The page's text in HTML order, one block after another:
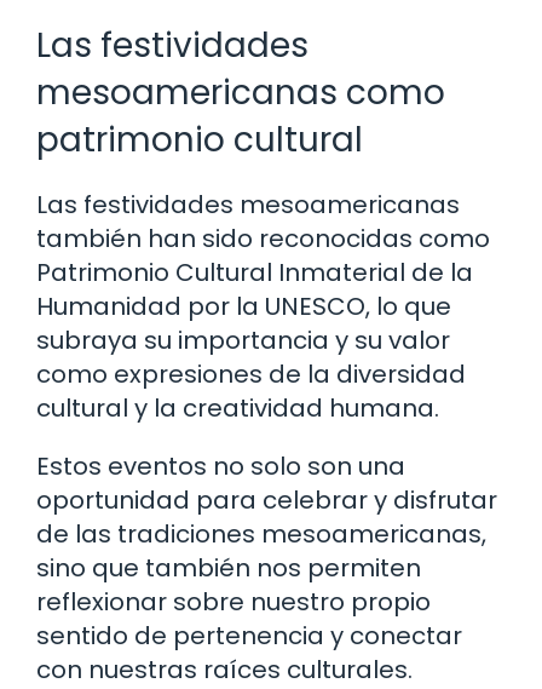
Las festividades
mesoamericanas como
patrimonio cultural
Las festividades mesoamericanas
también han sido reconocidas como
Patrimonio Cultural Inmaterial de la
Humanidad por la UNESCO, lo que
subraya su importancia y su valor
como expresiones de la diversidad
cultural y la creatividad humana.
Estos eventos no solo son una
oportunidad para celebrar y disfrutar
de las tradiciones mesoamericanas,
sino que también nos permiten
reflexionar sobre nuestro propio
sentido de pertenencia y conectar
con nuestras raíces culturales.